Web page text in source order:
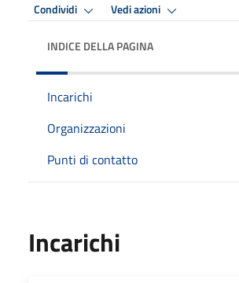
Condividi Vedi azioni
INDICE DELLA PAGINA
Incarichi
Organizzazioni
Punti di contatto
Incarichi